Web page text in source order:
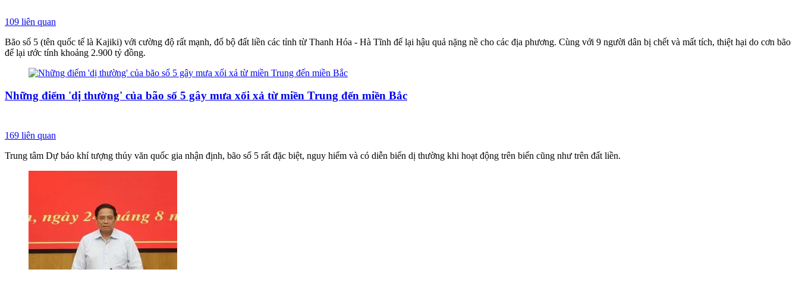
109 liên quan
Bão số 5 (tên quốc tế là Kajiki) với cường độ rất mạnh, đổ bộ đất liền các tỉnh từ Thanh Hóa - Hà Tĩnh để lại hậu quả nặng nề cho các địa phương. Cùng với 9 người dân bị chết và mất tích, thiệt hại do cơn bão
để lại ước tính khoảng 2.900 tỷ đồng.
Những điểm 'dị thường' của bão số 5 gây mưa xối xả từ miền Trung đến miền Bắc
169 liên quan
Trung tâm Dự báo khí tượng thủy văn quốc gia nhận định, bão số 5 rất đặc biệt, nguy hiểm và có diễn biến dị thường khi hoạt động trên biển cũng như trên đất liền.